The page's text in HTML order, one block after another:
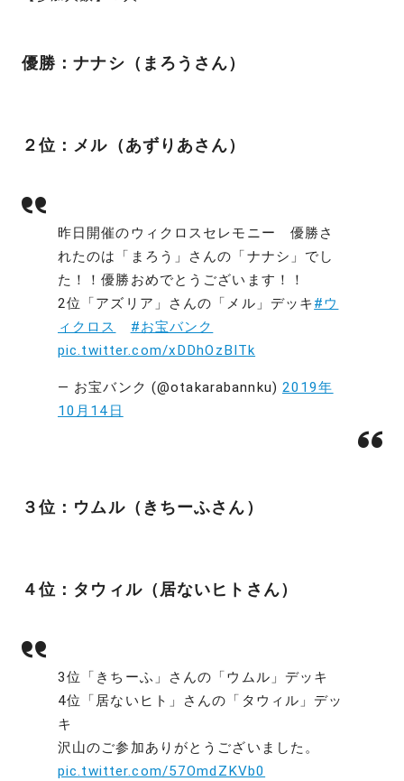
優勝：ナナシ（まろうさん）
２位：メル（あずりあさん）
昨日開催のウィクロスセレモニー 優勝さ
れたのは「まろう」さんの「ナナシ」でし
た！！優勝おめでとうございます！！
2位「アズリア」さんの「メル」デッキ#ウ
ィクロス
#お宝バンク
pic.twitter.com/xDDhOzBITk
— お宝バンク (@otakarabannku)2019年
10月14日
３位：ウムル（きちーふさん）
４位：タウィル（居ないヒトさん）
3位「きちーふ」さんの「ウムル」デッキ
4位「居ないヒト」さんの「タウィル」デッ
キ
沢山のご参加ありがとうございました。
pic.twitter.com/57OmdZKVb0